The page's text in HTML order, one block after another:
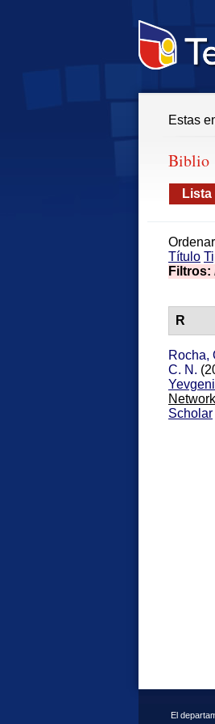
Estas
Biblio
Lista
Título
Filtros:
R
Rocha,
C. N.
Scholar
El